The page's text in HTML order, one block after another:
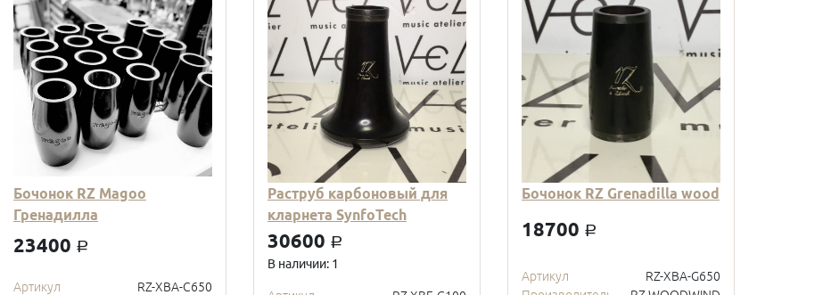
Бочонок RZ Magoo
Гренадилла
23400 a
Артикул
RZ-XBA-C650
Раструб карбоновый для
кларнета SynfoTech
30600 a
В наличии: 1
Бочонок RZ Grenadilla wood
18700 a
Артикул
RZ-XBA-G650